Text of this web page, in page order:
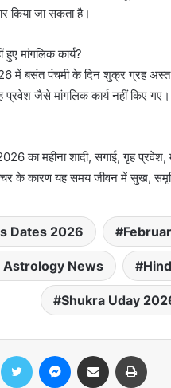
किया जा सकता है।
हुए मांगलिक कार्य?
में बसंत पंचमी के दिन शुक्र ग्रह
प्रवेश जैसे मांगलिक कार्य नहीं किए
का महीना शादी, सगाई, गृह
के कारण यह समय जीवन में सुख,
Dates 2026
Astrology News
Shukra Uday
FacebookTwitter Messenger
Share via Email